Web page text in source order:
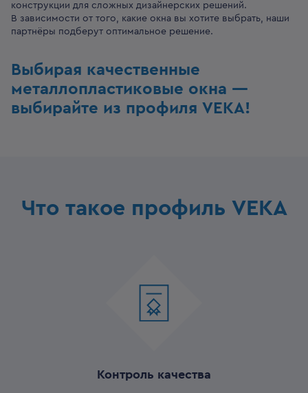
конструкции для сложных дизайнерских решений.
В зависимости от того, какие окна вы хотите выбрать, наши
партнёры подберут оптимальное решение.
Выбирая качественные
металлопластиковые окна —
выбирайте из профиля VEKA!
Что такое профиль VEKA
Контроль качества